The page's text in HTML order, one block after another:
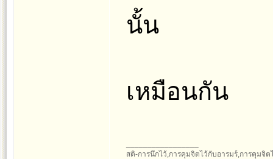
นั้น
เหมือนกัน
สติ-การนึกไว้,การคุมจิตไว้กับอารมร์,การคุมจิ